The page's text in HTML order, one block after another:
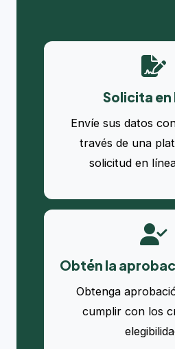
Solicita en
Envíe sus datos
través de una
solicitud en
Obtén la
Obtenga
cumplir con los